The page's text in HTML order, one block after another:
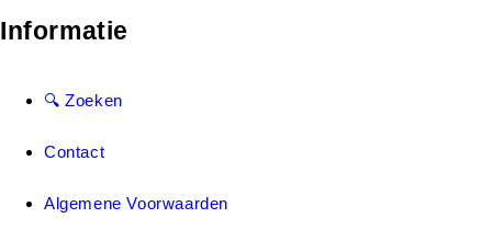
Informatie
🔍 Zoeken
Contact
Algemene Voorwaarden